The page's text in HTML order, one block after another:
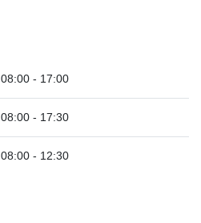
08:00 - 17:00
08:00 - 17:30
08:00 - 12:30